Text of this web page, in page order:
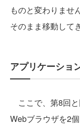
ものと変わりませ
そのまま移動して
アプリケーショ
ここで、第8回と
Webブラウザを2